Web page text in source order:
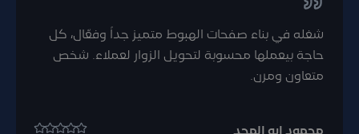
شغله في بناء صفحات الهبوط متميز جداً وفعّال، كل
حاجة بيعملها محسوبة لتحويل الزوار لعملاء. شخص
متعاون ومرن.